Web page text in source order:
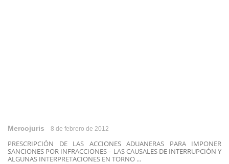
Mercojuris 8 de febrero de 2012
PRESCRIPCIÓN DE LAS ACCIONES ADUANERAS PARA IMPONER
SANCIONES POR INFRACCIONES – LAS CAUSALES DE INTERRUPCIÓN Y
ALGUNAS INTERPRETACIONES EN TORNO ...